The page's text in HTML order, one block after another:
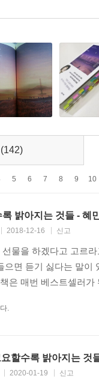
(142)
5 6 7 8 9 10
록 밝아지는 것들 - 혜
2018-12-16 신고
물을 하겠다고 고르
으면 듣기 싫다는 말
은 매번 베스트셀러
.
할수록 밝아지는 것
2020-01-19 신고